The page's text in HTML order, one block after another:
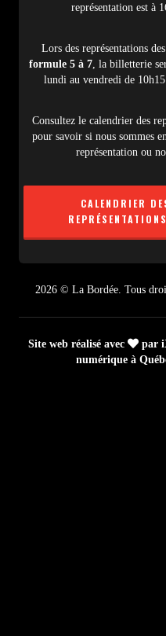
représentation est à
Lors des représentations
formule 5 à 7, la billetterie
lundi au vendredi de 10h15
Consultez le calendrier des
pour savoir si nous sommes
représentation ou
CALENDRIER
REPRÉSENTATIONS
2026 © La Bordée. Tous
Site web réalisé avec
par
numérique à